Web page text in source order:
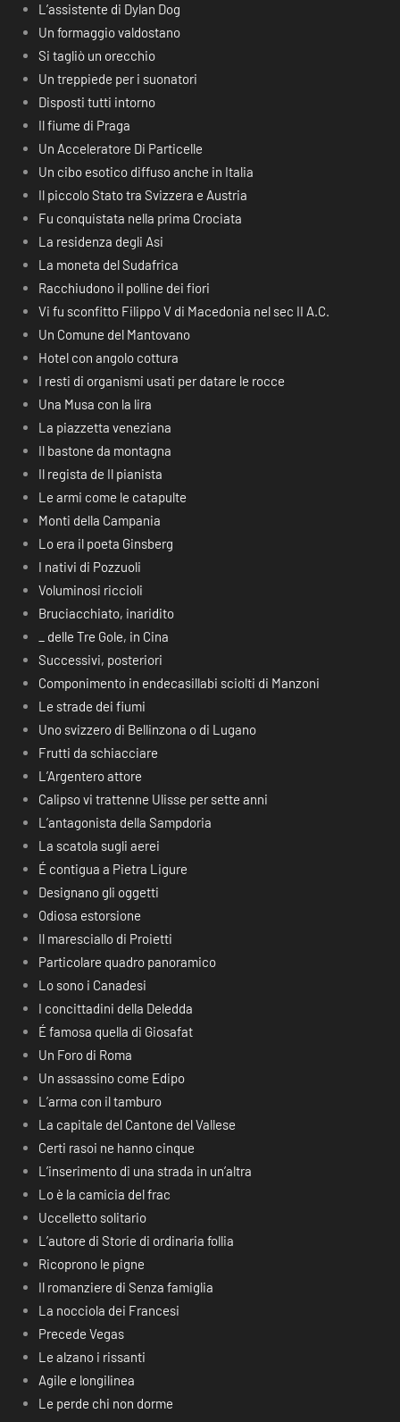
L’assistente di Dylan Dog
Un formaggio valdostano
Si tagliò un orecchio
Un treppiede per i suonatori
Disposti tutti intorno
Il fiume di Praga
Un Acceleratore Di Particelle
Un cibo esotico diffuso anche in Italia
Il piccolo Stato tra Svizzera e Austria
Fu conquistata nella prima Crociata
La residenza degli Asi
La moneta del Sudafrica
Racchiudono il polline dei fiori
Vi fu sconfitto Filippo V di Macedonia nel sec II A.C.
Un Comune del Mantovano
Hotel con angolo cottura
I resti di organismi usati per datare le rocce
Una Musa con la lira
La piazzetta veneziana
Il bastone da montagna
Il regista de Il pianista
Le armi come le catapulte
Monti della Campania
Lo era il poeta Ginsberg
I nativi di Pozzuoli
Voluminosi riccioli
Bruciacchiato, inaridito
_ delle Tre Gole, in Cina
Successivi, posteriori
Componimento in endecasillabi sciolti di Manzoni
Le strade dei fiumi
Uno svizzero di Bellinzona o di Lugano
Frutti da schiacciare
L’Argentero attore
Calipso vi trattenne Ulisse per sette anni
L’antagonista della Sampdoria
La scatola sugli aerei
É contigua a Pietra Ligure
Designano gli oggetti
Odiosa estorsione
Il maresciallo di Proietti
Particolare quadro panoramico
Lo sono i Canadesi
I concittadini della Deledda
É famosa quella di Giosafat
Un Foro di Roma
Un assassino come Edipo
L’arma con il tamburo
La capitale del Cantone del Vallese
Certi rasoi ne hanno cinque
L’inserimento di una strada in un’altra
Lo è la camicia del frac
Uccelletto solitario
L’autore di Storie di ordinaria follia
Ricoprono le pigne
Il romanziere di Senza famiglia
La nocciola dei Francesi
Precede Vegas
Le alzano i rissanti
Agile e longilinea
Le perde chi non dorme